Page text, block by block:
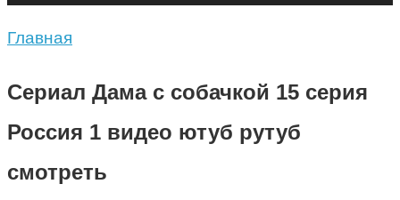
Главная
Сериал Дама с собачкой 15 серия
Россия 1 видео ютуб рутуб
смотреть